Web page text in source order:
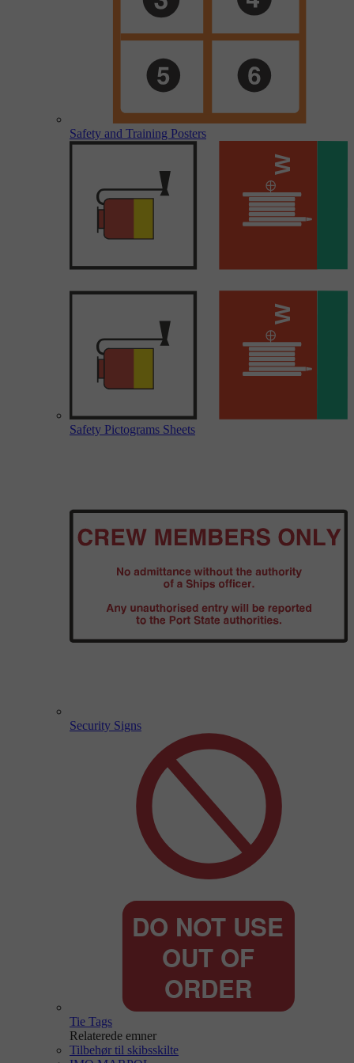
Safety and Training Posters
Safety Pictograms Sheets
Security Signs
Tie Tags
Relaterede emner
Tilbehør til skibsskilte